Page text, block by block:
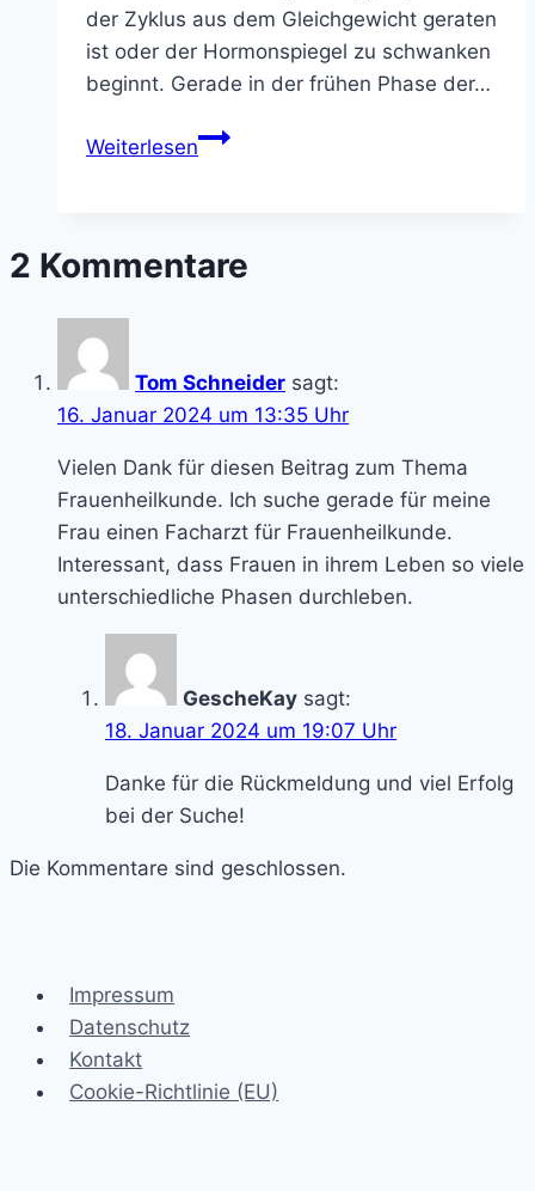
der Zyklus aus dem Gleichgewicht geraten
ist oder der Hormonspiegel zu schwanken
beginnt. Gerade in der frühen Phase der…
WeiterlesenZwischen
Wie
den
Wechseljahren
begleitet
2 Kommentare
Tom Schneider sagt:
16. Januar 2024 um 13:35 Uhr
Vielen Dank für diesen Beitrag zum Thema
Frauenheilkunde. Ich suche gerade für meine
Frau einen Facharzt für Frauenheilkunde.
Interessant, dass Frauen in ihrem Leben so viele
unterschiedliche Phasen durchleben.
GescheKay sagt:
18. Januar 2024 um 19:07 Uhr
Danke für die Rückmeldung und viel Erfolg
bei der Suche!
Die Kommentare sind geschlossen.
Impressum
Datenschutz
Kontakt
Cookie-Richtlinie (EU)